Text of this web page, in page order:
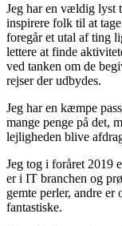
Jeg har en vældig lyst
inspirere folk til at
foregår et utal af ting
lettere at finde
ved tanken om de
rejser der udbydes.
Jeg har en kæmpe
mange penge på det,
lejligheden blive
Jeg tog i foråret 2019
er i IT branchen og
gemte perler, andre
fantastiske.